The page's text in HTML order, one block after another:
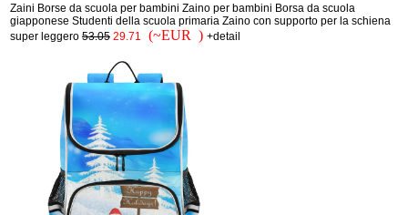
Zaini Borse da scuola per bambini Zaino per bambini Borsa da scuola
giapponese Studenti della scuola primaria Zaino con supporto per la schiena
super leggero 53.05 29.71 (~EUR ) +detail